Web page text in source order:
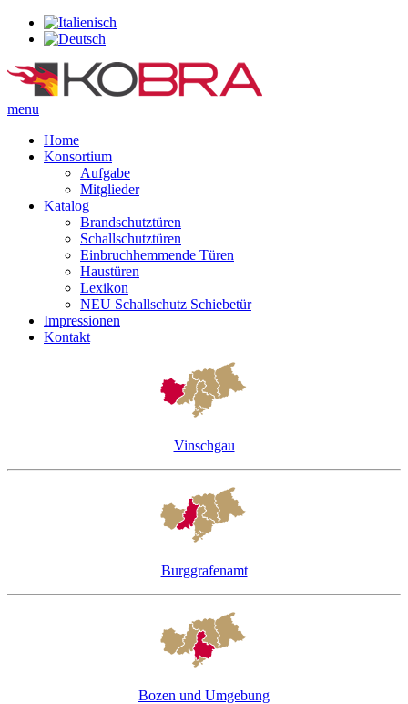
menu
Home
Konsortium
Aufgabe
Mitglieder
Katalog
Brandschutztüren
Schallschutztüren
Einbruchhemmende Türen
Haustüren
Lexikon
NEU Schallschutz Schiebetür
Impressionen
Kontakt
Vinschgau
Burggrafenamt
Bozen und Umgebung